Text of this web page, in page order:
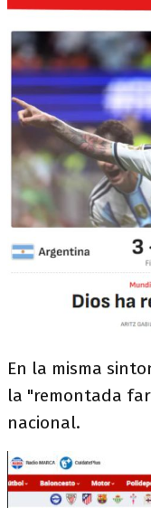
En la misma
la "remontada
nacional.